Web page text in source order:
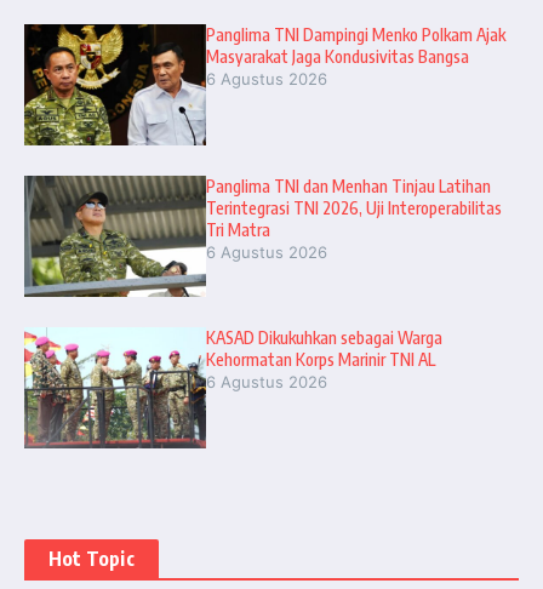
Panglima TNI Dampingi Menko Polkam Ajak
Masyarakat Jaga Kondusivitas Bangsa
6 Agustus 2026
Panglima TNI dan Menhan Tinjau Latihan
Terintegrasi TNI 2026, Uji Interoperabilitas
Tri Matra
6 Agustus 2026
KASAD Dikukuhkan sebagai Warga
Kehormatan Korps Marinir TNI AL
6 Agustus 2026
Hot Topic